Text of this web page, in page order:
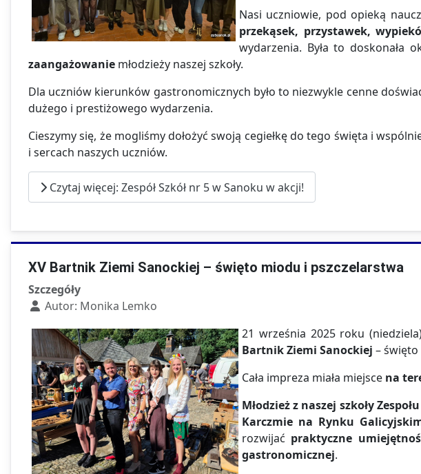
Nasi uczniowie, pod opieką
przekąsek, przystawek,
wydarzenia. Była to doskonała
zaangażowanie młodzieży naszej szkoły.
Dla uczniów kierunków gastronomicznych było to niezwykle cenne
dużego i prestiżowego wydarzenia.
Cieszymy się, że mogliśmy dołożyć swoją cegiełkę do tego święta i
i sercach naszych uczniów.
Czytaj więcej: Zespół Szkół nr 5 w Sanoku w akcji!
XV Bartnik Ziemi Sanockiej – święto miodu i pszczelarstwa
Szczegóły
Autor: Monika Lemko
21 września 2025 roku
Bartnik Ziemi Sanockiej –
Cała impreza miała miejsce na
Młodzież z naszej szkoły
Karczmie na Rynku
rozwijać praktyczne
gastronomicznej.